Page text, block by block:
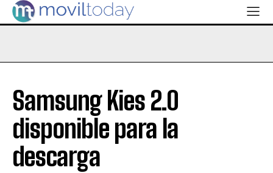
Samsung Kies 2.0
disponible para la
descarga